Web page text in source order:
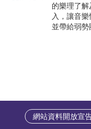
的樂理了
入，讓音
並帶給弱勢
網站資料開放宣